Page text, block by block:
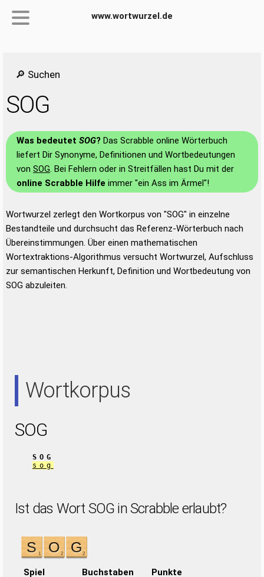
www.wortwurzel.de
🔎 Suchen
SOG
Was bedeutet SOG? Das Scrabble online Wörterbuch
liefert Dir Synonyme, Definitionen und Wortbedeutungen
von SOG. Bei Fehlern oder in Streitfällen hast Du mit der
online Scrabble Hilfe immer "ein Ass im Ärmel"!
Wortwurzel zerlegt den Wortkorpus von "SOG" in einzelne
Bestandteile und durchsucht das Referenz-Wörterbuch nach
Übereinstimmungen. Über einen mathematischen
Wortextraktions-Algorithmus versucht Wortwurzel, Aufschluss
zur semantischen Herkunft, Definition und Wortbedeutung von
SOG abzuleiten.
Wortkorpus
SOG
SOG
sog
Ist das Wort SOG in Scrabble erlaubt?
Spiel Buchstaben Punkte